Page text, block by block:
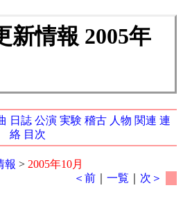
新情報 2005年
日誌 公演 実験 稽古 人物 関連 連
絡 目次
報 > 2005年10月
＜前 ｜一覧 次＞